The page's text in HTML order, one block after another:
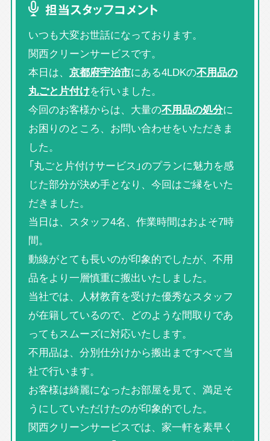
担当スタッフコメント
いつも大変お世話になっております。
関西クリーンサービスです。
本日は、 京都府宇治市にある4LDKの不用品の
丸ごと片付けを行いました。
今回のお客様からは、大量の不用品の処分に
お困りのところ、お問い合わせをいただきま
した。
「丸ごと片付けサービス」のプランに魅力を感
じた部分が決め手となり、今回はご縁をいた
だきました。
当日は、スタッフ4名、作業時間はおよそ7時
間。
動線がとても長いのが印象的でしたが、不用
品をより一層慎重に搬出いたしました。
当社では、人材教育を受けた優秀なスタッフ
が在籍しているので、どのような間取りであ
ってもスムーズに対応いたします。
不用品は、分別仕分けから搬出まですべて当
社で行います。
お客様は綺麗になったお部屋を見て、満足そ
うにしていただけたのが印象的でした。
関西クリーンサービスでは、家一軒を素早く